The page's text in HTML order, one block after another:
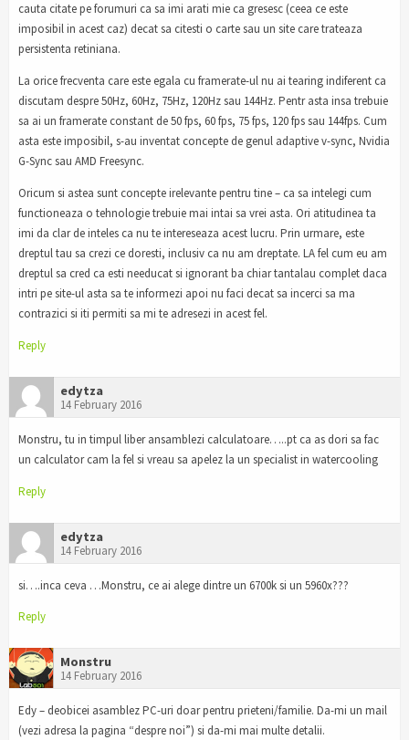
cauta citate pe forumuri ca sa imi arati mie ca gresesc (ceea ce este
imposibil in acest caz) decat sa citesti o carte sau un site care trateaza
persistenta retiniana.
La orice frecventa care este egala cu framerate-ul nu ai tearing indiferent ca
discutam despre 50Hz, 60Hz, 75Hz, 120Hz sau 144Hz. Pentr asta insa trebuie
sa ai un framerate constant de 50 fps, 60 fps, 75 fps, 120 fps sau 144fps. Cum
asta este imposibil, s-au inventat concepte de genul adaptive v-sync, Nvidia
G-Sync sau AMD Freesync.
Oricum si astea sunt concepte irelevante pentru tine – ca sa intelegi cum
functioneaza o tehnologie trebuie mai intai sa vrei asta. Ori atitudinea ta
imi da clar de inteles ca nu te intereseaza acest lucru. Prin urmare, este
dreptul tau sa crezi ce doresti, inclusiv ca nu am dreptate. LA fel cum eu am
dreptul sa cred ca esti needucat si ignorant ba chiar tantalau complet daca
intri pe site-ul asta sa te informezi apoi nu faci decat sa incerci sa ma
contrazici si iti permiti sa mi te adresezi in acest fel.
Reply
edytza
14 February 2016
Monstru, tu in timpul liber ansamblezi calculatoare…..pt ca as dori sa fac
un calculator cam la fel si vreau sa apelez la un specialist in watercooling
Reply
edytza
14 February 2016
si….inca ceva …Monstru, ce ai alege dintre un 6700k si un 5960x???
Reply
Monstru
14 February 2016
Edy – deobicei asamblez PC-uri doar pentru prieteni/familie. Da-mi un mail
(vezi adresa la pagina “despre noi”) si da-mi mai multe detalii.